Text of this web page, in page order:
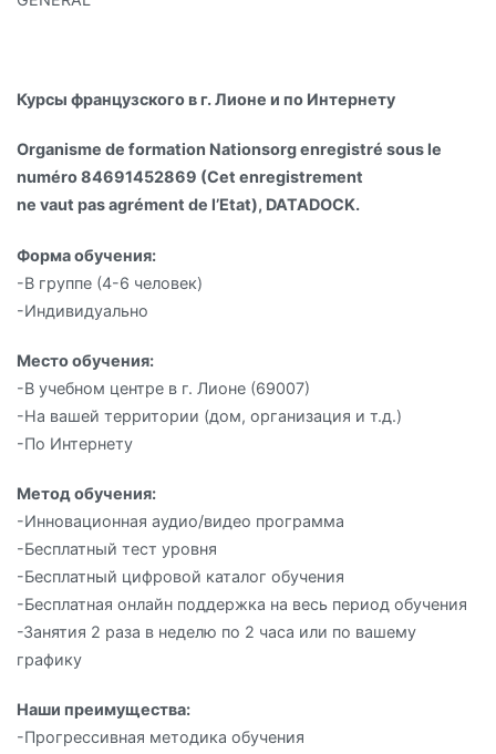
Курсы французского в г. Лионе и по Интернету
Organisme de formation Nationsorg enregistré sous le
numéro 84691452869 (Cet enregistrement
ne vaut pas agrément de l’Etat), DATADOCK.
Форма обучения:
-В группе (4-6 человек)
-Индивидуально
Место обучения:
-В учебном центре в г. Лионе (69007)
-На вашей территории (дом, организация и т.д.)
-По Интернету
Метод обучения:
-Инновационная аудио/видео программа
-Бесплатный тест уровня
-Бесплатный цифровой каталог обучения
-Бесплатная онлайн поддержка на весь период обучения
-Занятия 2 раза в неделю по 2 часа или по вашему
графику
Наши преимущества:
-Прогрессивная методика обучения